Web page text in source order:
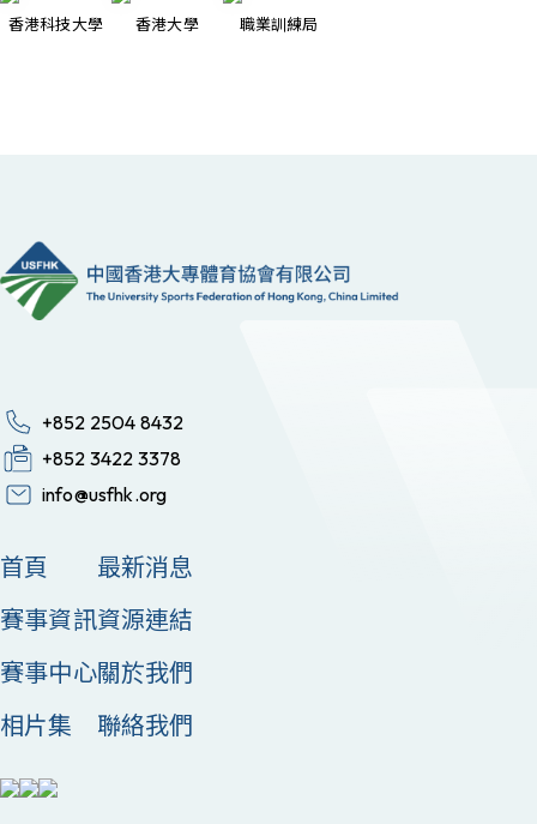
香港科技大學 香港大學 職業訓練局
+852 2504 8432
+852 3422 3378
info@usfhk.org
首頁
賽事資訊
賽事中心
相片集
最新消息
資源連結
關於我們
聯絡我們